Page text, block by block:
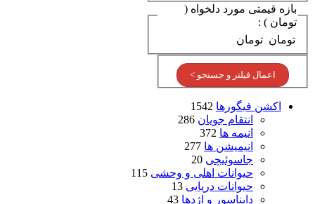
بازه قیمتی مورد دلخواه (
تومان ) :
تومان تومان
اعمال فیلتر و جستجو >
اکشن فیگورها 1542
انتقام جویان 286
انیمه ها 372
انیمیشن ها 277
جاسوئیچی 20
حیوانات اهلی و وحشی 115
حیوانات دریایی 13
دایناسور و اژدها 43